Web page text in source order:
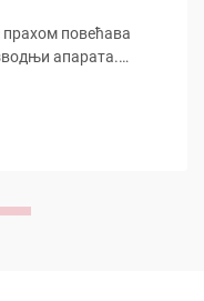
повећава
апарата.